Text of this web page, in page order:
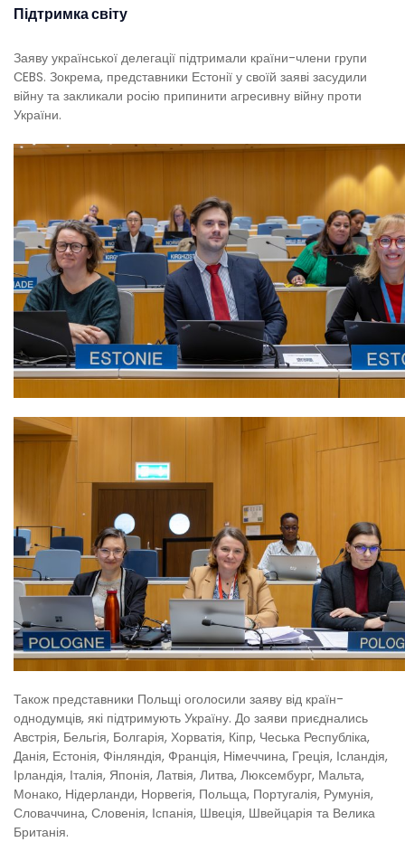
Підтримка світу
Заяву української делегації підтримали країни-члени групи
СEBS. Зокрема, представники Естонії у своїй заяві засудили
війну та закликали росію припинити агресивну війну проти
України.
Також представники Польщі оголосили заяву від країн-
однодумців, які підтримують Україну. До заяви приєднались
Австрія, Бельгія, Болгарія, Хорватія, Кіпр, Чеська Республіка,
Данія, Естонія, Фінляндія, Франція, Німеччина, Греція, Ісландія,
Ірландія, Італія, Японія, Латвія, Литва, Люксембург, Мальта,
Монако, Нідерланди, Норвегія, Польща, Португалія, Румунія,
Словаччина, Словенія, Іспанія, Швеція, Швейцарія та Велика
Британія.